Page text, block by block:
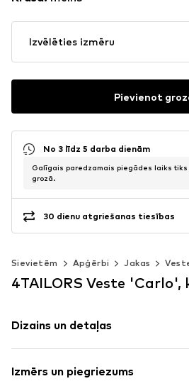
Izvēlēties izmēru
Pievienot
No 3 līdz 5 darba dienām
Galīgais paredzamais piegādes laiks
grozā.
30 dienu atgriešanas tiesības
Sievietēm Apģērbi Jakas
4TAILORS Veste 'Carlo',
Dizains un detaļas
Pogu rinda
Izmērs un piegriezums